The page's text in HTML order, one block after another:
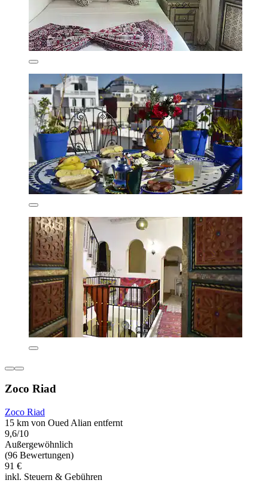
Zoco Riad
Zoco Riad
15 km von Oued Alian entfernt
9,6/10
Außergewöhnlich
(96 Bewertungen)
91 €
inkl. Steuern & Gebühren